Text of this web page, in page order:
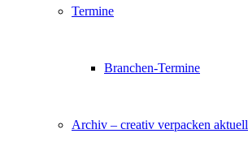
Termine
Branchen-Termine
Archiv – creativ verpacken aktuell